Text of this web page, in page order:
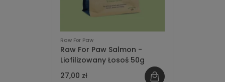
Raw For Paw
Raw For Paw Salmon -
Liofilizowany Łosoś 50g
27,00 zł